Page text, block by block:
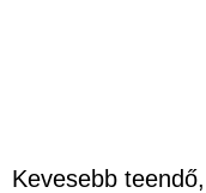
Kevesebb